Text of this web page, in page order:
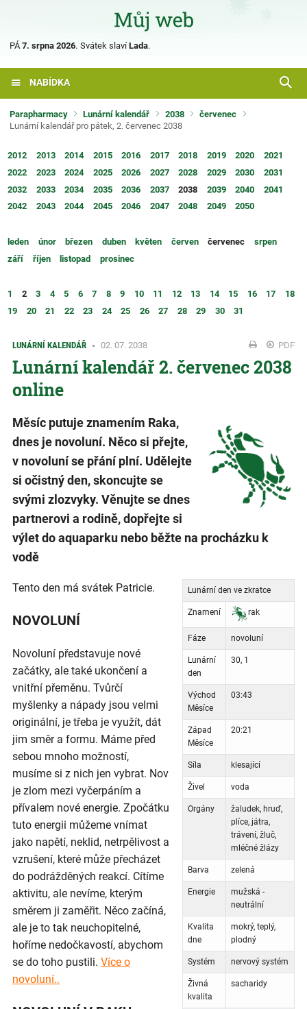
PÁ 7. srpna 2026. Svátek slavíLada.
NABÍDKA
Parapharmacy Lunární kalendář 2038
červenec
Lunární kalendář pro pátek, 2. červenec 2038
2012 2013 2014 2015 2016 2017 2018 2019 2020
2021
2022
2023 2024 2025 2026 2027 2028 2029 2030
2031
2032
2033 2034 2035 2036 2037 2038 2039 2040
2041
2042
2043 2044 2045 2046 2047 2048 2049 2050
leden únor březen duben květen červen červenec
srpen
září
říjen listopad prosinec
1 2 3 4 5 6 7 8 9 10 11 12 13 14 15 16 17
18
19
20 21 22 23 24 25 26 27 28 29 30 31
LUNÁRNÍ KALENDÁŘ 02. 07. 2038 PDF
Lunární kalendář 2. červenec 2038
online
Měsíc putuje znamením Raka,
dnes je novoluní. Něco si přejte,
v novoluní se přání plní. Udělejte
si očistný den, skoncujte se
svými zlozvyky. Věnujte se dnes
partnerovi a rodině, dopřejte si
výlet do aquaparku nebo běžte na procházku k
vodě
Tento den má svátek Patricie. Lunární den ve zkratce
Znamení rak
Fáze novoluní
Lunární
den
30, 1
Východ
Měsíce
03:43
Západ
Měsíce
20:21
Síla klesající
Živel voda
Orgány
žaludek, hruď,
plíce, játra,
trávení, žluč,
mléčné žlázy
Barva zelená
Energie
mužská -
neutrální
Kvalita
dne
mokrý, teplý,
plodný
Systém nervový systém
Živná
kvalita
sacharidy
NOVOLUNÍ
Novoluní představuje nové
začátky, ale také ukončení a
vnitřní přeměnu. Tvůrčí
myšlenky a nápady jsou velmi
originální, je třeba je využít, dát
jim směr a formu. Máme před
sebou mnoho možností,
musíme si z nich jen vybrat. Nov
je zlom mezi vyčerpáním a
přívalem nové energie. Zpočátku
tuto energii můžeme vnímat
jako napětí, neklid, netrpělivost a
vzrušení, které může přecházet
do podrážděných reakcí. Cítíme
aktivitu, ale nevíme, kterým
směrem ji zaměřit. Něco začíná,
ale je to tak neuchopitelné,
hoříme nedočkavostí, abychom
se do toho pustili. Více o
novoluní..